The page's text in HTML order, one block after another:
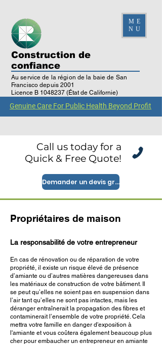
ME
NU
Construction de
confiance
Au service de la région de la baie de San
Francisco depuis 2001
Licence B 1048237 (État de Californie)
Vérification de la licence
Genuine Care For Public Health Beyond Profit
Demander un devis gratuit
Call us today for a
Quick & Free Quote!
Propriétaires de maison
La responsabilité de votre entrepreneur
En cas de rénovation ou de réparation de votre
propriété, il existe un risque élevé de présence
d’amiante ou d’autres matières dangereuses dans
les matériaux de construction de votre bâtiment. Il
se peut qu’elles ne soient pas en suspension dans
l’air tant qu’elles ne sont pas intactes, mais les
déranger entraînerait la propagation des fibres et
contaminerait l’ensemble de votre propriété. Cela
mettra votre famille en danger d'exposition à
l'amiante et vous coûtera également beaucoup plus
cher pour embaucher un entrepreneur en amiante